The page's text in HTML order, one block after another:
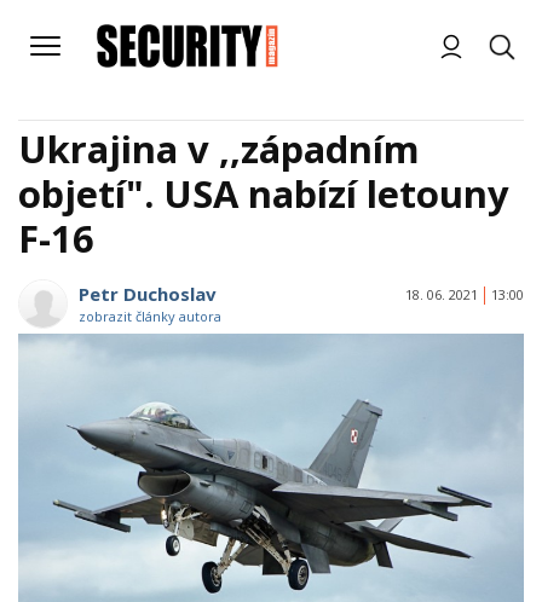
Ukrajina v ,,západním
objetí". USA nabízí letouny
F-16
Petr Duchoslav
zobrazit články autora
18. 06. 2021 13:00